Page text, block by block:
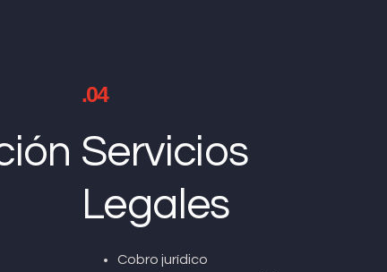
.04
Servicios
Legales
Cobro jurídico